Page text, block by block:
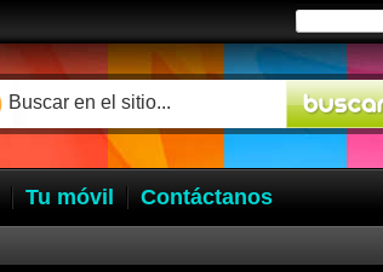
Tu móvil Contáctanos